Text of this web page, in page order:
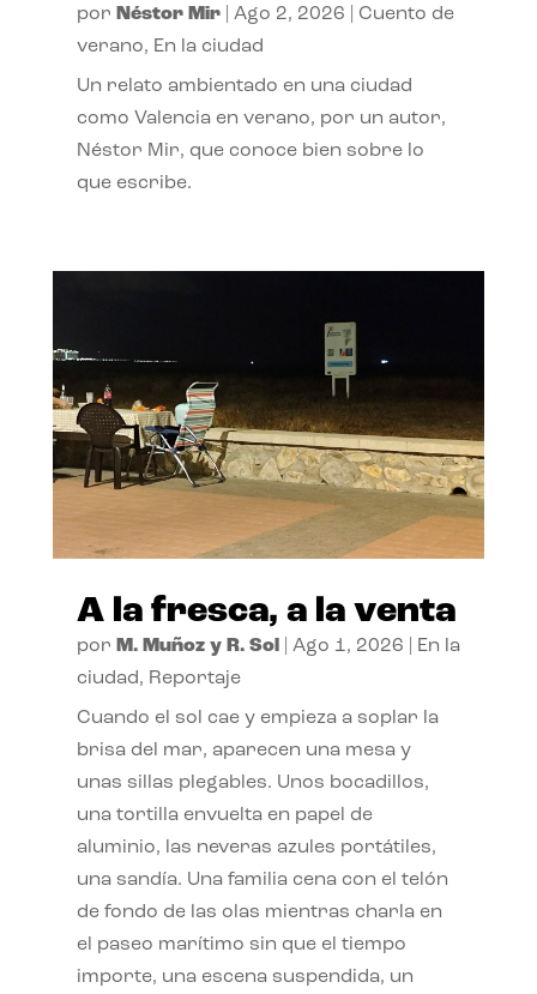
por Néstor Mir| Ago 2, 2026
Cuento de
verano, En la ciudad
Un relato ambientado en una ciudad
como Valencia en verano, por un autor,
Néstor Mir, que conoce bien sobre lo
que escribe.
A la fresca, a la venta
por M. Muñoz y R. Sol Ago 1, 2026
En la
ciudad, Reportaje
Cuando el sol cae y empieza a soplar la
brisa del mar, aparecen una mesa y
unas sillas plegables. Unos bocadillos,
una tortilla envuelta en papel de
aluminio, las neveras azules portátiles,
una sandía. Una familia cena con el telón
de fondo de las olas mientras charla en
el paseo marítimo sin que el tiempo
importe, una escena suspendida, un